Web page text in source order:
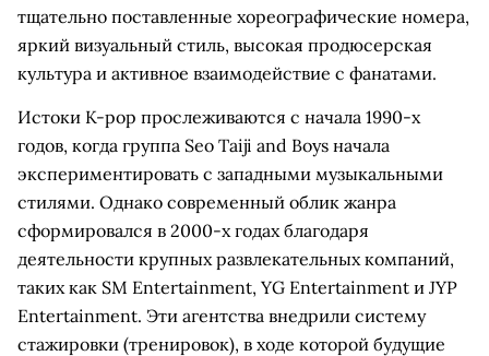
тщательно поставленные хореографические номера,
яркий визуальный стиль, высокая продюсерская
культура и активное взаимодействие с фанатами.
Истоки K-pop прослеживаются с начала 1990-х
годов, когда группа Seo Taiji and Boys начала
экспериментировать с западными музыкальными
стилями. Однако современный облик жанра
сформировался в 2000-х годах благодаря
деятельности крупных развлекательных компаний,
таких как SM Entertainment, YG Entertainment и JYP
Entertainment. Эти агентства внедрили систему
стажировки (тренировок), в ходе которой будущие